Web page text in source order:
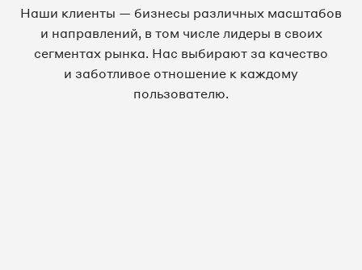
Наши клиенты — бизнесы различных масштабов
и направлений, в том числе лидеры в своих
сегментах рынка. Нас выбирают за качество
и заботливое отношение к каждому
пользователю.